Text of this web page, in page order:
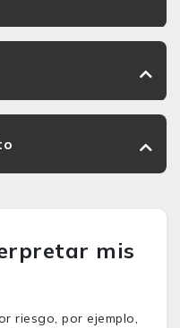
mis
riesgo, por ejemplo,